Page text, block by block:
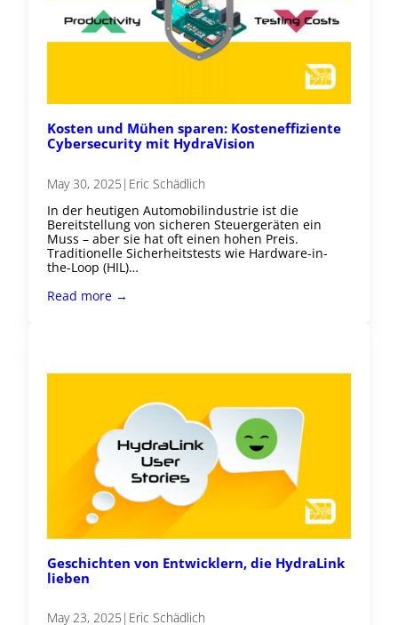
Kosten und Mühen sparen: Kosteneffiziente
Cybersecurity mit HydraVision
May 30, 2025 | Eric Schädlich
In der heutigen Automobilindustrie ist die
Bereitstellung von sicheren Steuergeräten ein
Muss – aber sie hat oft einen hohen Preis.
Traditionelle Sicherheitstests wie Hardware-in-
the-Loop (HIL)…
Read more →
Geschichten von Entwicklern, die HydraLink
lieben
May 23, 2025 | Eric Schädlich